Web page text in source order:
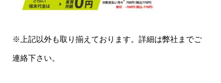
※上記以外も取り揃えております。詳細は弊社までご
連絡下さい。